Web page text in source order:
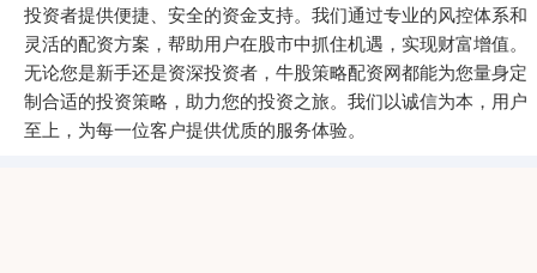
投资者提供便捷、安全的资金支持。我们通过专业的风控体系和
灵活的配资方案，帮助用户在股市中抓住机遇，实现财富增值。
无论您是新手还是资深投资者，牛股策略配资网都能为您量身定
制合适的投资策略，助力您的投资之旅。我们以诚信为本，用户
至上，为每一位客户提供优质的服务体验。